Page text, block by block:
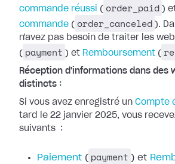
commande réussi
( order_paid )
commande ( order_canceled ).
n'avez pas besoin de traiter les
( payment ) et Remboursement (
Réception d'informations dans des
distincts :
Si vous avez enregistré un Compte
tard le 22 janvier 2025, vous
suivants
:
Paiement ( payment ) et